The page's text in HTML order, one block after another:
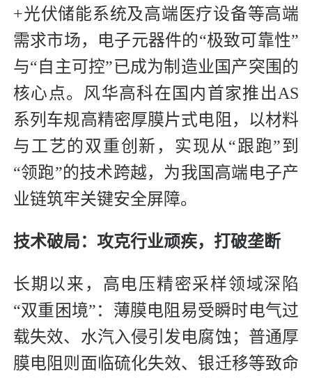
+光伏储能系统及高端医疗设备等高端
需求市场，电子元器件的“极致可靠性”
与“自主可控”已成为制造业国产突围的
核心点。风华高科在国内首家推出AS
系列车规高精密厚膜片式电阻，以材料
与工艺的双重创新，实现从“跟跑”到
“领跑”的技术跨越，为我国高端电子产
业链筑牢关键安全屏障。
技术破局：攻克行业顽疾，打破垄断
长期以来，高电压精密采样领域深陷
“双重困境”：薄膜电阻易受瞬时电气过
载失效、水汽入侵引发电腐蚀；普通厚
膜电阻则面临硫化失效、银迁移等致命